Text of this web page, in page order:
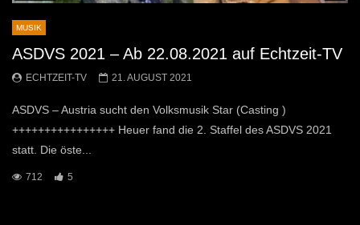
MUSIK
ASDVS 2021 – Ab 22.08.2021 auf Echtzeit-TV
ECHTZEIT-TV 21. AUGUST 2021
ASDVS – Austria sucht den Volksmusik Star (Casting )
++++++++++++++++ Heuer fand die 2. Staffel des ASDVS 2021
statt. Die öste...
712 5